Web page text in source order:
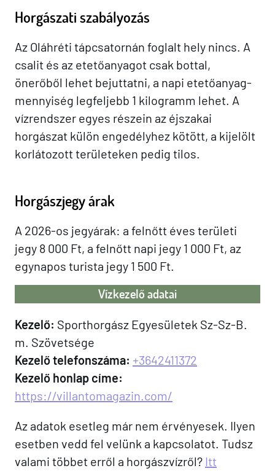
Horgászati szabályozás
Az Oláhréti tápcsatornán foglalt hely nincs. A
csalit és az etetőanyagot csak bottal,
önerőből lehet bejuttatni, a napi etetőanyag-
mennyiség legfeljebb 1 kilogramm lehet. A
vízrendszer egyes részein az éjszakai
horgászat külön engedélyhez kötött, a kijelölt
korlátozott területeken pedig tilos.
Horgászjegy árak
A 2026-os jegyárak: a felnőtt éves területi
jegy 8 000 Ft, a felnőtt napi jegy 1 000 Ft, az
egynapos turista jegy 1 500 Ft.
Vízkezelő adatai
Kezelő: Sporthorgász Egyesületek Sz-Sz-B.
m. Szövetsége
Kezelő telefonszáma: +3642411372
Kezelő honlap címe:
https://villantomagazin.com/
Az adatok esetleg már nem érvényesek. Ilyen
esetben vedd fel velünk a kapcsolatot. Tudsz
valami többet erről a horgászvízről? Itt